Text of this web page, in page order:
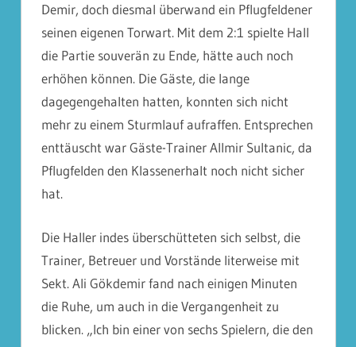
Demir, doch diesmal überwand ein Pflugfeldener
seinen eigenen Torwart. Mit dem 2:1 spielte Hall
die Partie souverän zu Ende, hätte auch noch
erhöhen können. Die Gäste, die lange
dagegengehalten hatten, konnten sich nicht
mehr zu einem Sturmlauf aufraffen. Entsprechen
enttäuscht war Gäste-Trainer Allmir Sultanic, da
Pflugfelden den Klassenerhalt noch nicht sicher
hat.
Die Haller indes überschütteten sich selbst, die
Trainer, Betreuer und Vorstände literweise mit
Sekt. Ali Gökdemir fand nach einigen Minuten
die Ruhe, um auch in die Vergangenheit zu
blicken. „Ich bin einer von sechs Spielern, die den